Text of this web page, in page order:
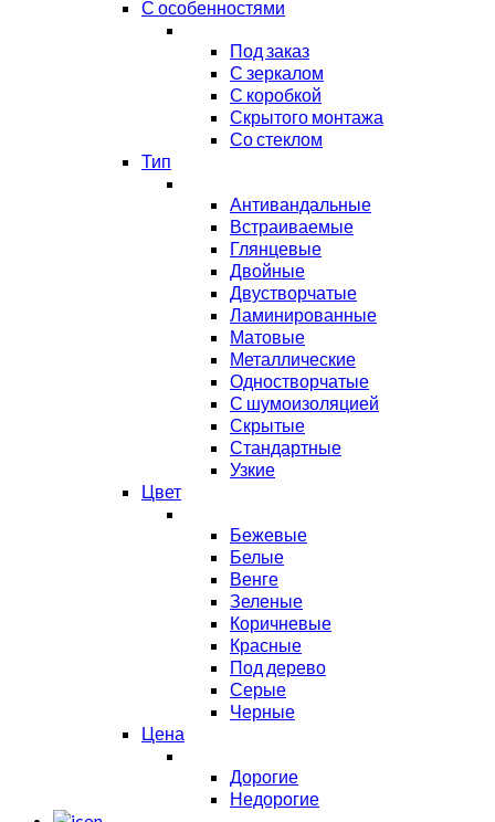
С особенностями
Под заказ
С зеркалом
С коробкой
Скрытого монтажа
Со стеклом
Тип
Антивандальные
Встраиваемые
Глянцевые
Двойные
Двустворчатые
Ламинированные
Матовые
Металлические
Одностворчатые
С шумоизоляцией
Скрытые
Стандартные
Узкие
Цвет
Бежевые
Белые
Венге
Зеленые
Коричневые
Красные
Под дерево
Серые
Черные
Цена
Дорогие
Недорогие